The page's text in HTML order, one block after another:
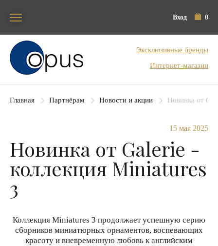
Вход 0
Блок поиска
Эксклюзивные бренды
Интернет-магазин
Главная Партнёрам Новости и акции Новинка от
15 мая 2025
Новинка от Galerie -
коллекция Miniatures
3
Коллекция Miniatures 3 продолжает успешную серию
сборников миниатюрных орнаментов, воспевающих
красоту и вневременную любовь к английским